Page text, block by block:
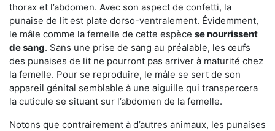
thorax et l’abdomen. Avec son aspect de confetti, la
punaise de lit est plate dorso-ventralement. Évidemment,
le mâle comme la femelle de cette espèce se nourrissent
de sang. Sans une prise de sang au préalable, les œufs
des punaises de lit ne pourront pas arriver à maturité chez
la femelle. Pour se reproduire, le mâle se sert de son
appareil génital semblable à une aiguille qui transpercera
la cuticule se situant sur l’abdomen de la femelle.
Notons que contrairement à d’autres animaux, les punaises